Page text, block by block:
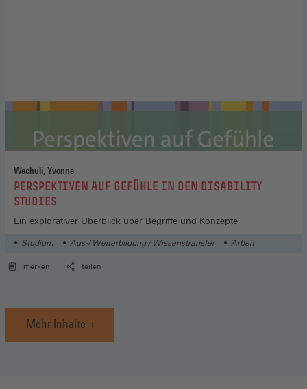
Wechuli, Yvonne
:PERSPEKTIVEN AUF GEFÜHLE IN DEN DISABILITY
STUDIES
Ein explorativer Überblick über Begriffe und Konzepte
Studium Aus-/ Weiterbildung / Wissenstransfer Arbeit
merken teilen
Mehr Inhalte